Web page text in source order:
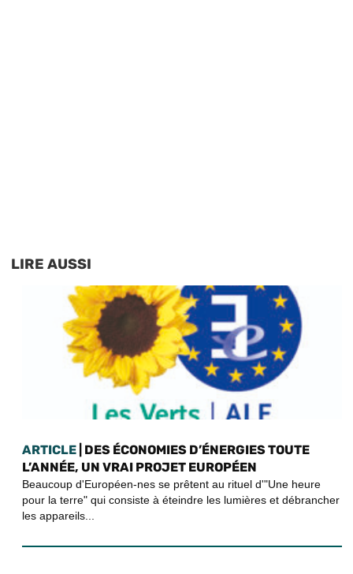
LIRE AUSSI
ARTICLE | DES ÉCONOMIES D’ÉNERGIES TOUTE
L’ANNÉE, UN VRAI PROJET EUROPÉEN
Beaucoup d'Européen-nes se prêtent au rituel d'"Une heure
pour la terre" qui consiste à éteindre les lumières et débrancher
les appareils...